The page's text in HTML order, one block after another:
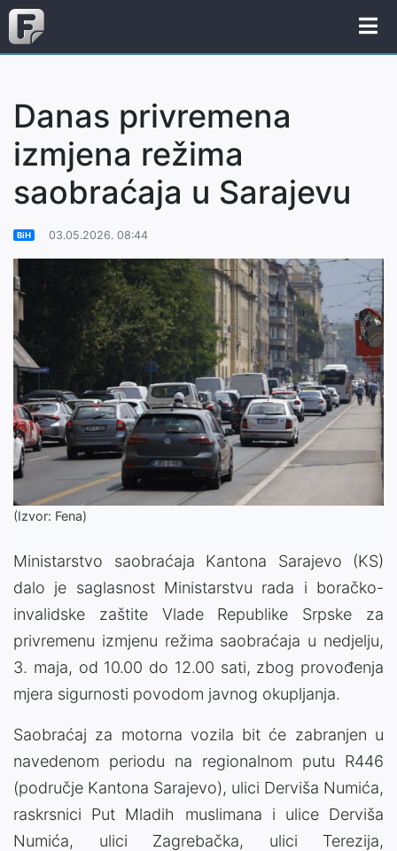
Danas privremena
izmjena režima
saobraćaja u Sarajevu
BiH 03.05.2026. 08:44
(Izvor: Fena)
Ministarstvo saobraćaja Kantona Sarajevo (KS)
dalo je saglasnost Ministarstvu rada i boračko-
invalidske zaštite Vlade Republike Srpske za
privremenu izmjenu režima saobraćaja u nedjelju,
3. maja, od 10.00 do 12.00 sati, zbog provođenja
mjera sigurnosti povodom javnog okupljanja.
Saobraćaj za motorna vozila bit će zabranjen u
navedenom periodu na regionalnom putu R446
(područje Kantona Sarajevo), ulici Derviša Numića,
raskrsnici Put Mladih muslimana i ulice Derviša
Numića, ulici Zagrebačka, ulici Terezija,